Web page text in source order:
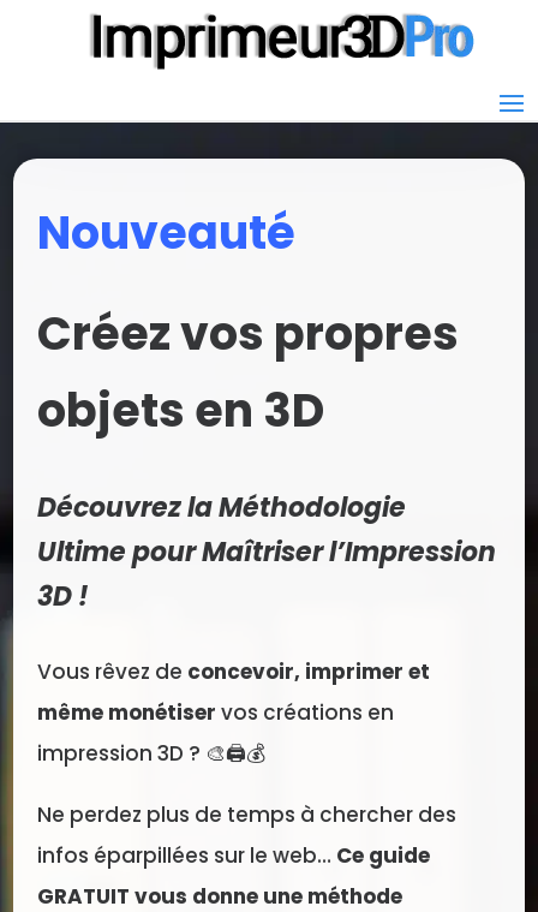
Nouveauté
Créez vos propres
objets en 3D
Découvrez la Méthodologie
Ultime pour Maîtriser l’Impression
3D !
Vous rêvez de concevoir, imprimer et
même monétiser vos créations en
impression 3D ? 🎨🖨️💰
Ne perdez plus de temps à chercher des
infos éparpillées sur le web… Ce guide
GRATUIT vous donne une méthode